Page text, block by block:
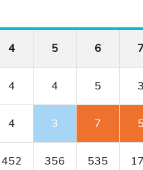
4 5 6
4 4 5 3
4 3 7 5
452 356 535